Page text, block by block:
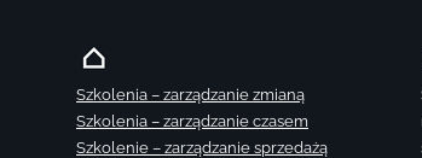
Szkolenia – zarządzanie zmianą
Szkolenia – zarządzanie czasem
Szkolenie – zarządzanie sprzedażą